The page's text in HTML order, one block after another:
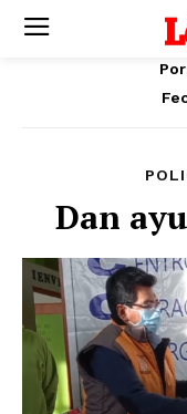
Dan